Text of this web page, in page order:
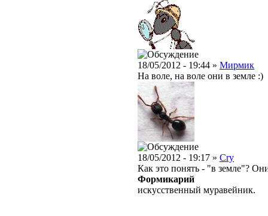
18/05/2012 - 19:44 » Мирмик
На воле, на воле они в земле :)
18/05/2012 - 19:17 » Cry
Как это понять - "в земле"?
Формикарий
искусственный муравейник.